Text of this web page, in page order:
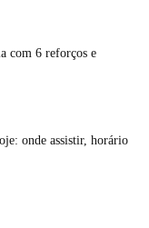
com 6 reforços e
onde assistir, horário